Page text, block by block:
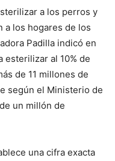
a los perros y
a los hogares de los
Padilla indicó en
esterilizar al 10% de
de 11 millones de
según el Ministerio de
un millón de
una cifra exacta